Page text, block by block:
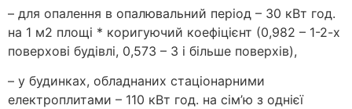
– для опалення в опалювальний період – 30 кВт год.
на 1 м2 площі * коригуючий коефіцієнт (0,982 – 1-2-х
поверхові будівлі, 0,573 – 3 і більше поверхів),
– у будинках, обладнаних стаціонарними
електроплитами – 110 кВт год. на сім’ю з однієї